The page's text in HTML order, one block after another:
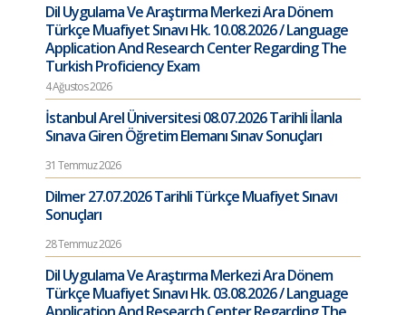
Dil Uygulama Ve Araştırma Merkezi Ara Dönem
Türkçe Muafiyet Sınavı Hk. 10.08.2026 / Language
Application And Research Center Regarding The
Turkish Proficiency Exam
4 Ağustos 2026
İstanbul Arel Üniversitesi 08.07.2026 Tarihli İlanla
Sınava Giren Öğretim Elemanı Sınav Sonuçları
31 Temmuz 2026
Dilmer 27.07.2026 Tarihli Türkçe Muafiyet Sınavı
Sonuçları
28 Temmuz 2026
Dil Uygulama Ve Araştırma Merkezi Ara Dönem
Türkçe Muafiyet Sınavı Hk. 03.08.2026 / Language